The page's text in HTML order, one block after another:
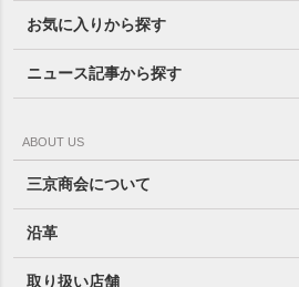
お気に入りから探す
ニュース記事から探す
ABOUT US
三京商会について
沿革
取り扱い店舗